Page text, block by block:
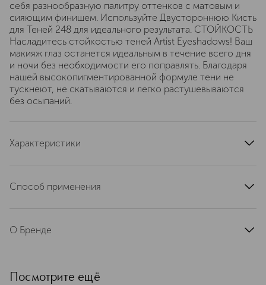
себя разнообразную палитру оттенков с матовым и
сияющим финишем. Используйте Двустороннюю Кисть
для Теней 248 для идеального результата. СТОЙКОСТЬ
Насладитесь стойкостью теней Artist Eyeshadows! Ваш
макияж глаз останется идеальным в течение всего дня
и ночи без необходимости его поправлять. Благодаря
нашей высокопигментированной формуле тени не
тускнеют, не скатываются и легко растушевываются
без осыпаний.
Характеристики
Способ применения
движениями, используя плоскую часть двусторонней
движениями.
О Бренде
созданный профессиональным
Посмотрите ещё